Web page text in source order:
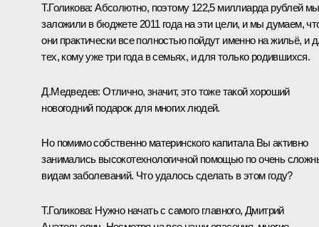
Т.Голикова: Абсолютно, поэтому 122,5 миллиарда рублей мы
заложили в бюджете 2011 года на эти цели, и мы думаем,
они практически все полностью пойдут именно на жильё, и
тех, кому уже три года в семьях, и для только родившихся.
Д.Медведев: Отлично, значит, это тоже такой хороший
новогодний подарок для многих людей.
Но помимо собственно материнского капитала Вы активно
занимались высокотехнологичной помощью по очень
видам заболеваний. Что удалось сделать в этом году?
Т.Голикова: Нужно начать с самого главного, Дмитрий